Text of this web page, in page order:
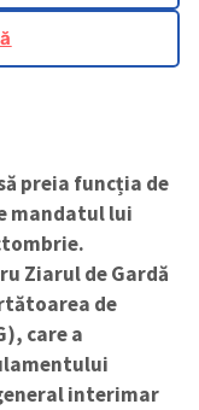
preia funcția de
mandatul lui
Ziarul de Gardă
de
care a
interimar